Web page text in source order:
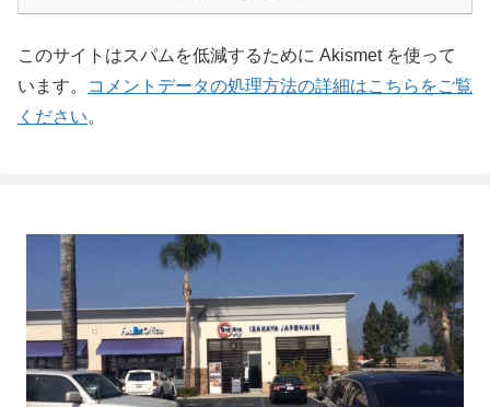
このサイトはスパムを低減するために Akismet を使って
います。
コメントデータの処理方法の詳細はこちらをご覧
ください。